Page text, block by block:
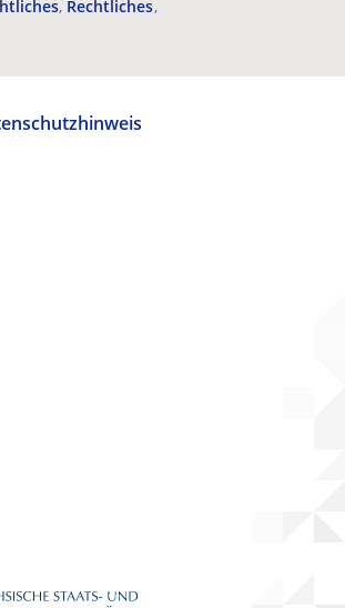
Rechtliches